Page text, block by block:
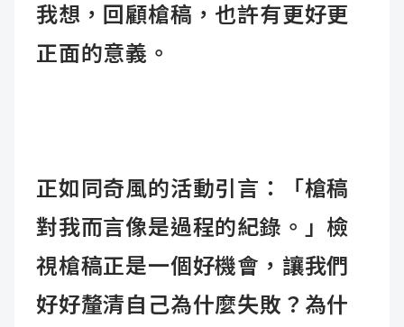
我想，回顧槍稿，也許有更好更
正面的意義。
正如同奇風的活動引言：「槍稿
對我而言像是過程的紀錄。」檢
視槍稿正是一個好機會，讓我們
好好釐清自己為什麼失敗？為什